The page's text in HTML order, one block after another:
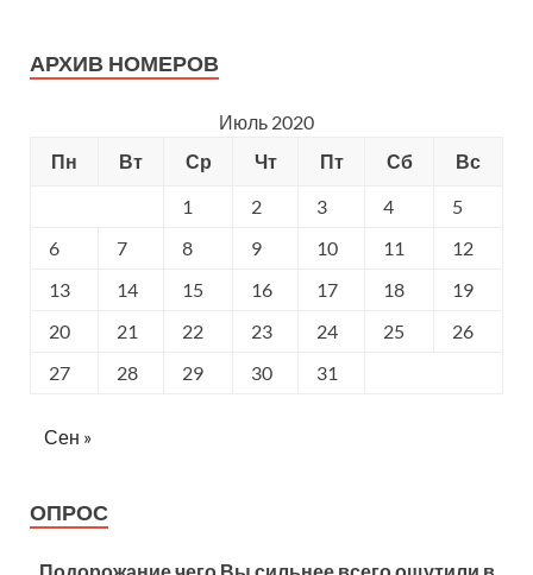
АРХИВ НОМЕРОВ
Июль 2020
Пн
Вт Ср Чт Пт Сб
Вс
1
2 3 4
5
6
7 8 9 10 11
12
13
14 15 16 17 18
19
20
21 22 23 24 25
26
27
28 29 30 31
Сен »
ОПРОС